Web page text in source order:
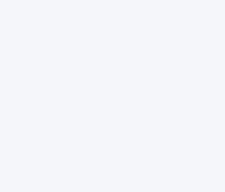
و روزانه خود ، به قلب جامعه حمله کرده
، فروشندگان مترو ، زباله های نیمه شب
جدیدی از همان مشکل قدیمی هستند: نادیده
هرگونه استثمار اقتصادی و فعالیتی که می تواند
است؟ آیا خلاء قانونگذاری ، نظارتی و